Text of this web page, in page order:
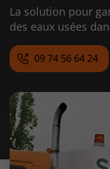
La solution pour
des eaux usées
09 74 56 64 24